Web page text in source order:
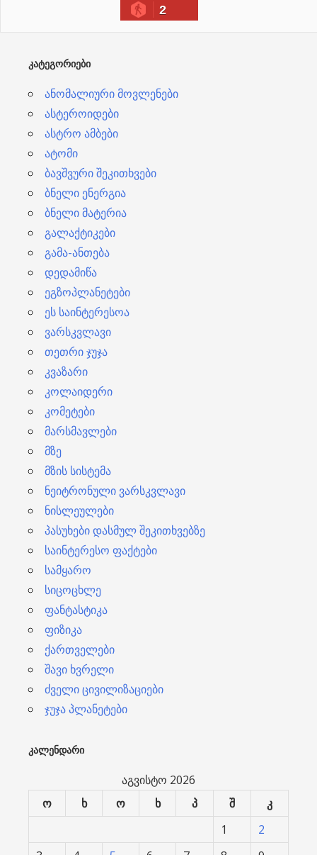
2
ᲙᲐᲢᲔᲒᲝᲠᲘᲔᲑᲘ
ანომალიური მოვლენები
ასტეროიდები
ასტრო ამბები
ატომი
ბავშვური შეკითხვები
ბნელი ენერგია
ბნელი მატერია
გალაქტიკები
გამა-ანთება
დედამიწა
ეგზოპლანეტები
ეს საინტერესოა
ვარსკვლავი
თეთრი ჯუჯა
კვაზარი
კოლაიდერი
კომეტები
მარსმავლები
მზე
მზის სისტემა
ნეიტრონული ვარსკვლავი
ნისლეულები
პასუხები დასმულ შეკითხვებზე
საინტერესო ფაქტები
სამყარო
სიცოცხლე
ფანტასტიკა
ფიზიკა
ქართველები
შავი ხვრელი
ძველი ცივილიზაციები
ჯუჯა პლანეტები
ᲙᲐᲚᲔᲜᲓᲐᲠᲘ
აგვისტო 2026
ო
ხ ო ხ პ შ
კ
1
2